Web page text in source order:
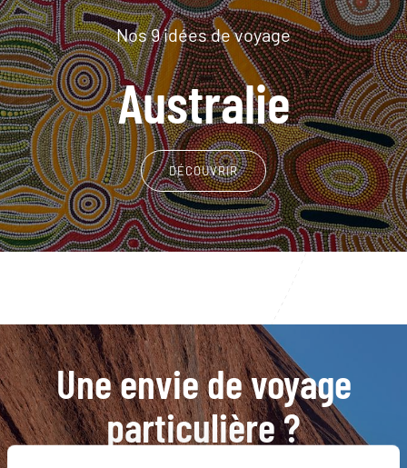
Nos 9 idées de voyage
Australie
DÉCOUVRIR
Une envie de voyage
particulière ?